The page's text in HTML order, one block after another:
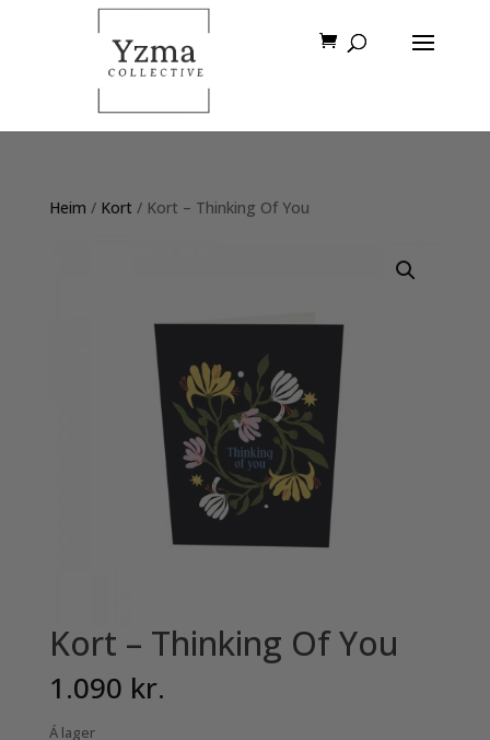
Heim / Kort / Kort – Thinking Of You
Kort – Thinking Of You
1.090 kr.
Á lager